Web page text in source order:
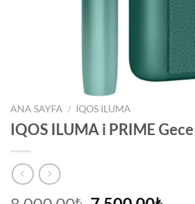
ANA SAYFA / IQOS ILUMA
IQOS ILUMA i PRIME